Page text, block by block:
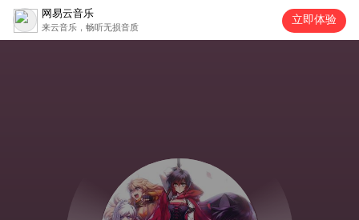
网易云音乐
来云音乐，畅听无损音质
立即体验